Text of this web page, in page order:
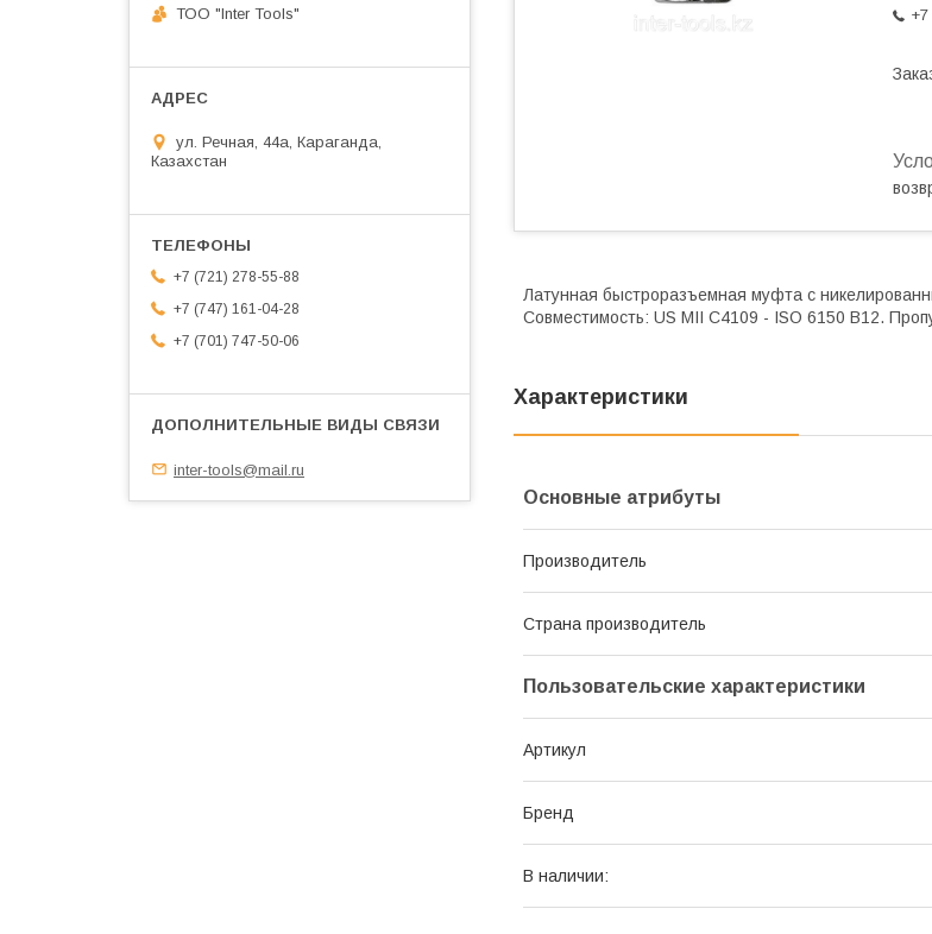
Латунная быстроразъемная муфта с
Совместимость: US MII C4109 - ISO 6150 B12.
Характеристики
Основные атрибуты
Производитель
Страна производитель
Пользовательские характеристики
Артикул
Бренд
В наличии:
ТОО "Inter Tools"
ул. Речная, 44а, Караганда,
Казахстан
+7 (721) 278-55-88
+7 (747) 161-04-28
+7 (701) 747-50-06
inter-tools@mail.ru